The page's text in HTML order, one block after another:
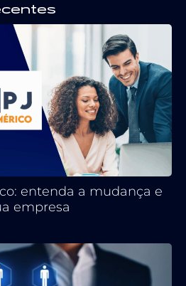
entenda a mudança e
empresa